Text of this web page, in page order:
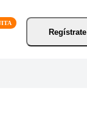
Regístrate